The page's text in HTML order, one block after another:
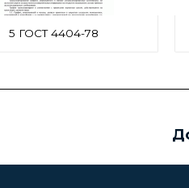
5 ГОСТ 4404-78